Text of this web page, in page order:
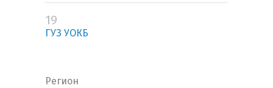
19
ГУЗ УОКБ
Регион